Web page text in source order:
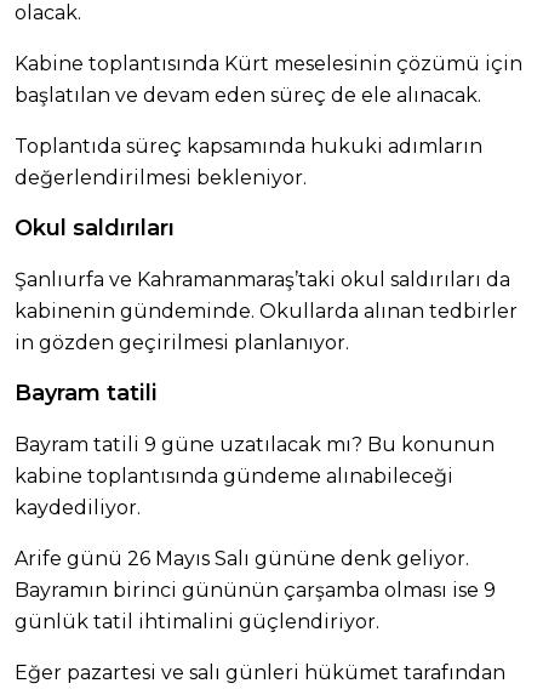
olacak.
Kabine toplantısında Kürt meselesinin çözümü için
başlatılan ve devam eden süreç de ele alınacak.
Toplantıda süreç kapsamında hukuki adımların
değerlendirilmesi bekleniyor.
Okul saldırıları
Şanlıurfa ve Kahramanmaraş’taki okul saldırıları da
kabinenin gündeminde. Okullarda alınan tedbirler
in gözden geçirilmesi planlanıyor.
Bayram tatili
Bayram tatili 9 güne uzatılacak mı? Bu konunun
kabine toplantısında gündeme alınabileceği
kaydediliyor.
Arife günü 26 Mayıs Salı gününe denk geliyor.
Bayramın birinci gününün çarşamba olması ise 9
günlük tatil ihtimalini güçlendiriyor.
Eğer pazartesi ve salı günleri hükümet tarafından